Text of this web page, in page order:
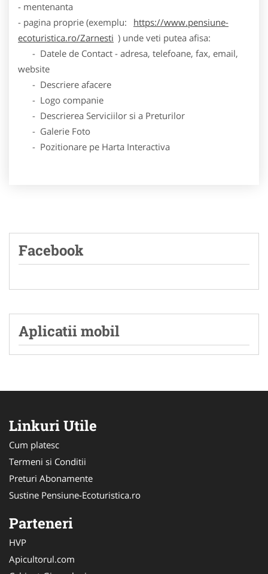
- mentenanta
- pagina proprie (exemplu:
https://www.pensiune-
ecoturistica.ro/Zarnesti ) unde veti putea afisa:
- Datele de Contact - adresa, telefoane, fax, email,
website
- Descriere afacere
- Logo companie
- Descrierea Serviciilor si a Preturilor
- Galerie Foto
- Pozitionare pe Harta Interactiva
Facebook
Aplicatii mobil
Linkuri Utile
Cum platesc
Termeni si Conditii
Preturi Abonamente
Sustine Pensiune-Ecoturistica.ro
Parteneri
HVP
Apicultorul.com